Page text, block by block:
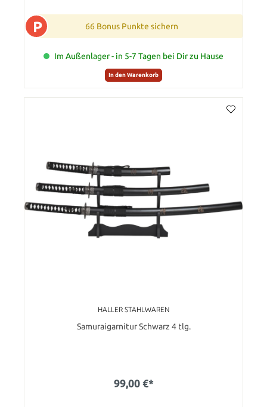
P 66 Bonus Punkte sichern
Im Außenlager - in 5-7 Tagen bei Dir zu Hause
In den Warenkorb
HALLER STAHLWAREN
Samuraigarnitur Schwarz 4 tlg.
99,00 €*